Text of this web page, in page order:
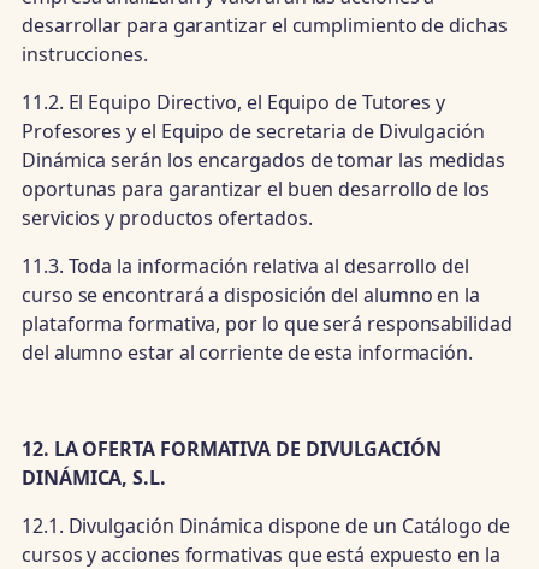
desarrollar para garantizar el cumplimiento de dichas
instrucciones.
11.2. El Equipo Directivo, el Equipo de Tutores y
Profesores y el Equipo de secretaria de Divulgación
Dinámica serán los encargados de tomar las medidas
oportunas para garantizar el buen desarrollo de los
servicios y productos ofertados.
11.3. Toda la información relativa al desarrollo del
curso se encontrará a disposición del alumno en la
plataforma formativa, por lo que será responsabilidad
del alumno estar al corriente de esta información.
12. LA OFERTA FORMATIVA DE DIVULGACIÓN
DINÁMICA, S.L.
12.1. Divulgación Dinámica dispone de un Catálogo de
cursos y acciones formativas que está expuesto en la